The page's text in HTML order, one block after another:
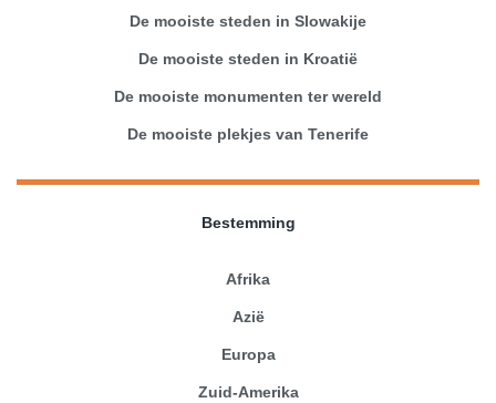
De mooiste steden in Slowakije
De mooiste steden in Kroatië
De mooiste monumenten ter wereld
De mooiste plekjes van Tenerife
Bestemming
Afrika
Azië
Europa
Zuid-Amerika